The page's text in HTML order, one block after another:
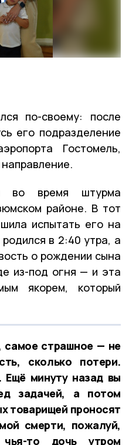
по-своему: после
его подразделение
Гостомель,
во время штурма
районе. В тот
испытать его на
в 2:40 утра, а
о рождении сына
из-под огня — и эта
якорем, который
самое страшное — не
сколько потери.
Ещё минуту назад вы
задачей, а потом
товарищей проносят
смерти, пожалуй,
то дочь утром